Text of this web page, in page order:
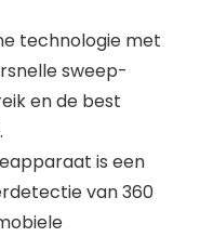
technologie met
sweep-
en de best
is een
van 360